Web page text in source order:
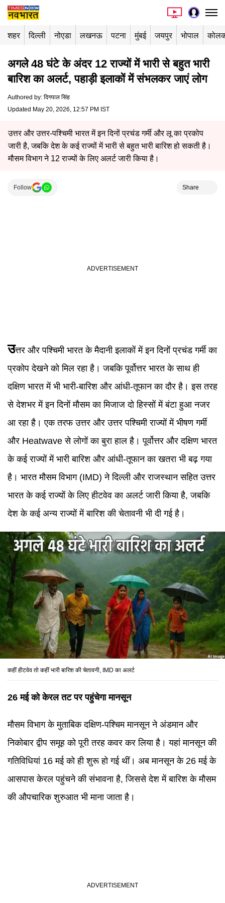
शहर दिल्ली नोएडा लखनऊ पटना मुंबई जयपुर भोपाल
अगले 48 घंटे के अंदर 12 राज्यों में भारी से बहुत भारी
बारिश का अलर्ट, पहाड़ी इलाकों में संभलकर जाएं लोग
Authored by: दिगपाल सिंह
Updated May 20, 2026, 12:57 PM IST
उत्तर और उत्तर-पश्चिमी भारत में इन दिनों प्रचंड गर्मी और लू का प्रकोप
जारी है, जबकि देश के कई राज्यों में भारी से बहुत भारी बारिश हो सकती है।
मौसम विभाग ने 12 राज्यों के लिए अलर्ट जारी किया है।
Follow Share
उत्तर और पश्चिमी भारत के मैदानी इलाकों में इन दिनों प्रचंड गर्मी का
प्रकोप देखने को मिल रहा है। जबकि पूर्वोत्तर भारत के साथ ही
दक्षिण भारत में भी भारी-बारिश और आंधी-तूफान का दौर है। इस तरह
से देशभर में इन दिनों मौसम का मिजाज दो हिस्सों में बंटा हुआ नजर
आ रहा है। एक तरफ उत्तर और उत्तर पश्चिमी राज्यों में भीषण गर्मी
और Heatwave से लोगों का बुरा हाल है। पूर्वोत्तर और दक्षिण भारत
के कई राज्यों में भारी बारिश और आंधी-तूफान का खतरा भी बढ़ गया
है। भारत मौसम विभाग (IMD) ने दिल्ली और राजस्थान सहित उत्तर
भारत के कई राज्यों के लिए हीटवेव का अलर्ट जारी किया है, जबकि
देश के कई अन्य राज्यों में बारिश की चेतावनी भी दी गई है।
कहीं हीटवेव तो कहीं भारी बारिश की चेतावनी, IMD का अलर्ट
26 मई को केरल तट पर पहुंचेगा मानसून
मौसम विभाग के मुताबिक दक्षिण-पश्चिम मानसून ने अंडमान और
निकोबार द्वीप समूह को पूरी तरह कवर कर लिया है। यहां मानसून की
गतिविधियां 16 मई को ही शुरू हो गई थीं। अब मानसून के 26 मई के
आसपास केरल पहुंचने की संभावना है, जिससे देश में बारिश के मौसम
की औपचारिक शुरुआत भी माना जाता है।